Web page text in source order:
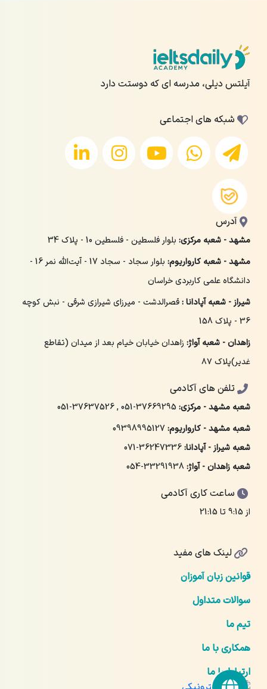
آیلتس دیلی، مدرسه ای که دوستت دارد
شبکه های اجتماعی
آدرس
مشهد - شعبه مرکزی: بلوار فلسطین - فلسطین 10 - پلاک 34
مشهد - شعبه کارواریوم:
بلوار سجاد - سجاد 17 - آیت‌الله نمر 16 -
دانشگاه علمی کاربردی خراسان
شیراز - شعبه آپادانا :قصرالدشت - میرزای شیرازی شرقی - نبش کوچه
36 - پلاک 158
زاهدان - شعبه آواژ: زاهدان خیابان خیام بعد از میدان (تقاطع
غدیر)پلاک ۸۷
تلفن های آکادمی
شعبه مشهد - مرکزی: 051-37669295
,
051-37637526
شعبه مشهد - کارواریوم:09398995127
شعبه شیراز - آپادانا:071-36247336
شعبه زاهدان - آواژ:054-33291938
ساعت کاری آکادمی
از 9:15 تا 21:15
لینک های مفید
قوانین زبان آموزان
سوالات متداول
تیم ما
همکاری با ما
ارتباط با ما